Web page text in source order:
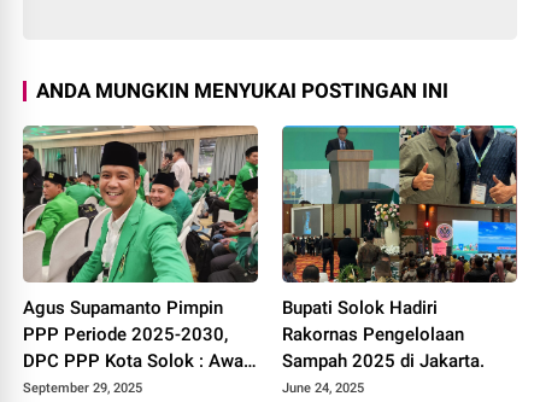
ANDA MUNGKIN MENYUKAI POSTINGAN INI
Agus Supamanto Pimpin
PPP Periode 2025-2030,
DPC PPP Kota Solok : Awal
Kebangkitan Partai Kabah
September 29, 2025
Bupati Solok Hadiri
Rakornas Pengelolaan
Sampah 2025 di Jakarta.
June 24, 2025